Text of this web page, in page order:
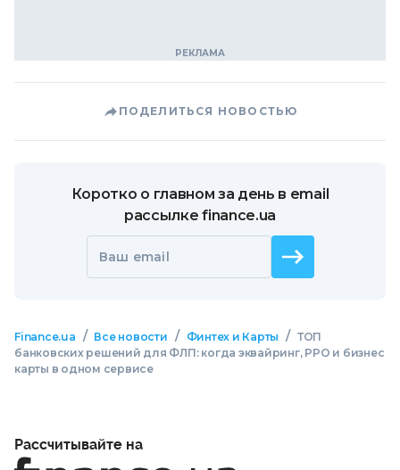
ПОДЕЛИТЬСЯ НОВОСТЬЮ
Коротко о главном за день в email
рассылке finance.ua
Ваш email
Finance.ua / Все новости / Финтех и Карты / ТОП
банковских решений для ФЛП: когда эквайринг, РРО и бизнес
карты в одном сервисе
Рассчитывайте на